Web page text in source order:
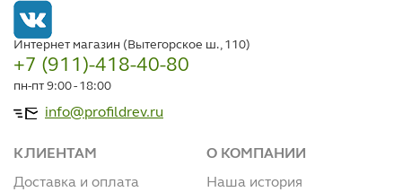
Интернет магазин (Вытегорское ш., 110)
+7 (911)-418-40-80
пн-пт 9:00 - 18:00
info@profildrev.ru
КЛИЕНТАМ
Доставка и оплата
О КОМПАНИИ
Наша история